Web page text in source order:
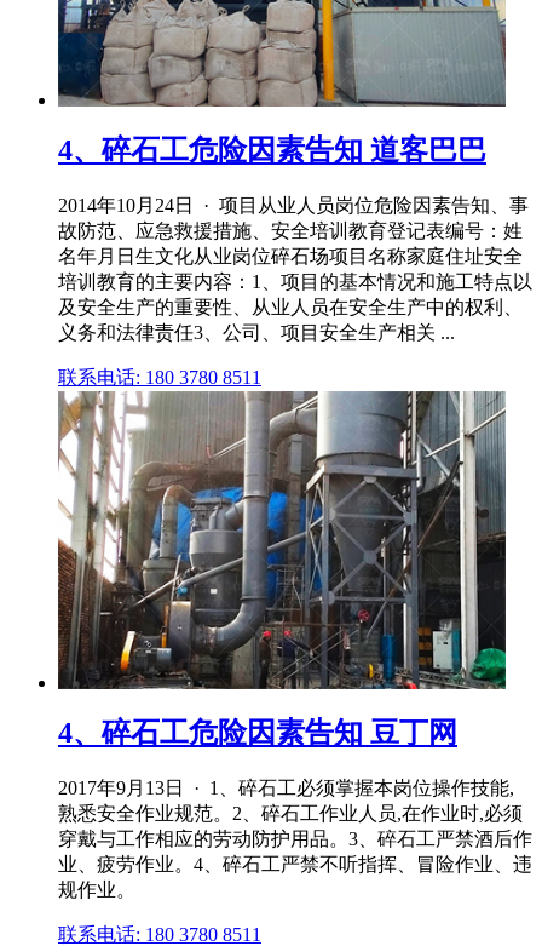
4、碎石工危险因素告知 道客巴巴
2014年10月24日 · 项目从业人员岗位危险因素告知、事
故防范、应急救援措施、安全培训教育登记表编号：姓
名年月日生文化从业岗位碎石场项目名称家庭住址安全
培训教育的主要内容：1、项目的基本情况和施工特点以
及安全生产的重要性、从业人员在安全生产中的权利、
义务和法律责任3、公司、项目安全生产相关 ...
联系电话: 180 3780 8511
4、碎石工危险因素告知 豆丁网
2017年9月13日 · 1、碎石工必须掌握本岗位操作技能,
熟悉安全作业规范。2、碎石工作业人员,在作业时,必须
穿戴与工作相应的劳动防护用品。3、碎石工严禁酒后作
业、疲劳作业。4、碎石工严禁不听指挥、冒险作业、违
规作业。
联系电话: 180 3780 8511